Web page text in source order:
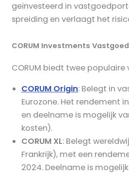
geïnvesteerd in
spreiding en verlaagt het
CORUM Investments
CORUM biedt twee
CORUM Origin: Belegt in
Eurozone. Het rendement
en deelname is mogelijk
kosten).
CORUM XL: Belegt
Frankrijk), met een
2024. Deelname is